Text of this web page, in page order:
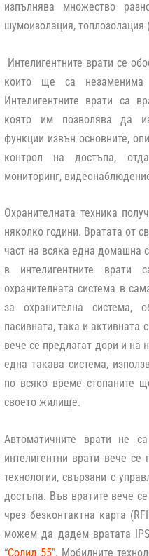
изпълнява множество
шумоизолация, топлозолация
Интелигентните врати се
които ще са
Интелигентните врати са
която им позволява да
функции извън основните,
контрол на достъпа,
мониторинг,
Охранителната техника
няколко години. Вратата от
част на всяка една домашна
в интелигентните врати
охранителната система в
за охранителна система,
пасивната, така и активната
вече се предлагат дори и на
една такава система,
по всяко време стопаните
своето жилище.
Автоматичните врати не
интелигентни врати вече се
технологии, свързани с
достъпа. Във вратите вече
чрез безконтактна карта
можем да дадем вратата
“Солид 55”. Мобилните